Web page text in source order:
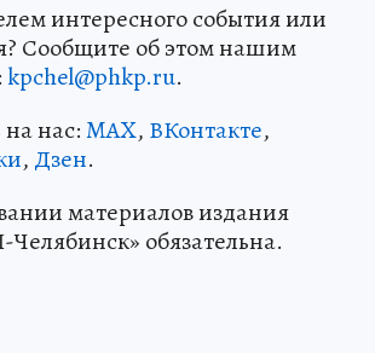
интересного события или
Сообщите об этом нашим
kpchel@phkp.ru.
нас:MAX, ВКонтакте,
, Дзен.
материалов издания
обязательна.